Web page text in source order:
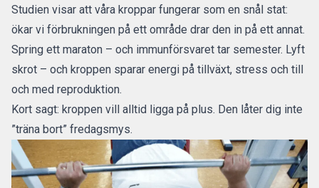
Studien visar att våra kroppar fungerar som en snål stat:
ökar vi förbrukningen på ett område drar den in på ett annat.
Spring ett maraton – och immunförsvaret tar semester. Lyft
skrot – och kroppen sparar energi på tillväxt, stress och till
och med reproduktion.
Kort sagt: kroppen vill alltid ligga på plus. Den låter dig inte
”träna bort” fredagsmys.